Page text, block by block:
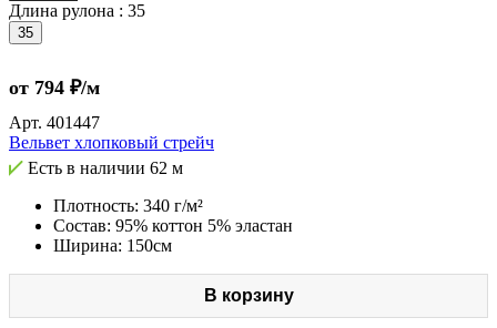
Длина рулона : 35
35
от 794 ₽/м
Арт. 401447
Вельвет хлопковый стрейч
Есть в наличии 62 м
Плотность: 340 г/м²
Состав: 95% коттон 5% эластан
Ширина: 150см
В корзину